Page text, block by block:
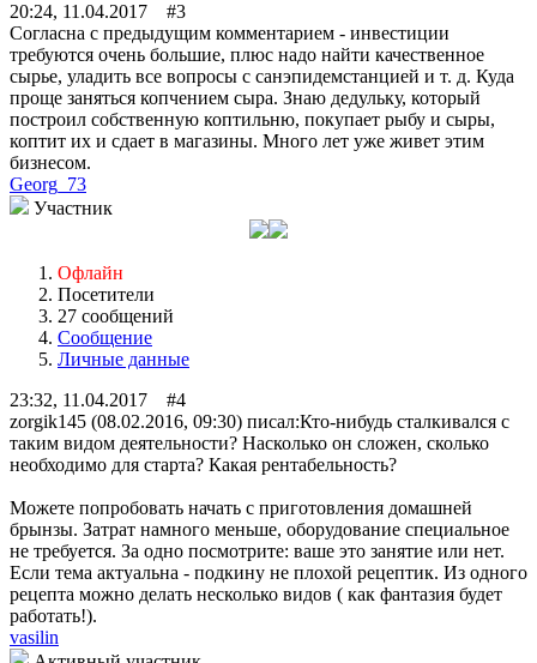
20:24, 11.04.2017 #3
Согласна с предыдущим комментарием - инвестиции
требуются очень большие, плюс надо найти качественное
сырье, уладить все вопросы с санэпидемстанцией и т. д. Куда
проще заняться копчением сыра. Знаю дедульку, который
построил собственную коптильню, покупает рыбу и сыры,
коптит их и сдает в магазины. Много лет уже живет этим
бизнесом.
Georg_73
Участник
Офлайн
Посетители
27 сообщений
Сообщение
Личные данные
23:32, 11.04.2017 #4
zorgik145 (08.02.2016, 09:30) писал:Кто-нибудь сталкивался с
таким видом деятельности? Насколько он сложен, сколько
необходимо для старта? Какая рентабельность?
Можете попробовать начать с приготовления домашней
брынзы. Затрат намного меньше, оборудование специальное
не требуется. За одно посмотрите: ваше это занятие или нет.
Если тема актуальна - подкину не плохой рецептик. Из одного
рецепта можно делать несколько видов ( как фантазия будет
работать!).
vasilin